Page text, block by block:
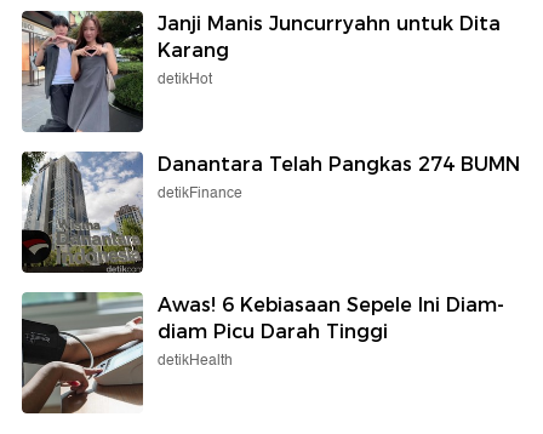
Janji Manis Juncurryahn untuk Dita
Karang
detikHot
Danantara Telah Pangkas 274 BUMN
detikFinance
Awas! 6 Kebiasaan Sepele Ini Diam-
diam Picu Darah Tinggi
detikHealth